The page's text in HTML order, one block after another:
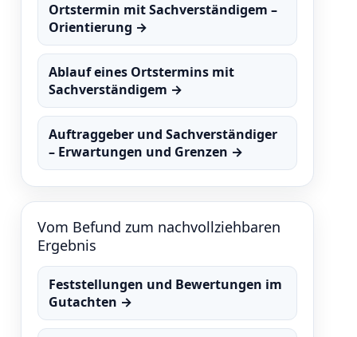
Ortstermin mit Sachverständigem –
Orientierung →
Ablauf eines Ortstermins mit
Sachverständigem →
Auftraggeber und Sachverständiger
– Erwartungen und Grenzen →
Vom Befund zum nachvollziehbaren
Ergebnis
Feststellungen und Bewertungen im
Gutachten →